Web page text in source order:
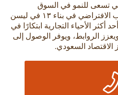
تسعى للنمو في السوق
السعودي المتطور. يوفر المكتب الافتراضي في بناء ١٣ في ليسن
أكثر الأحياء التجارية ابتكارًا في
الروابط، ويوفر الوصول إلى
السعودي.